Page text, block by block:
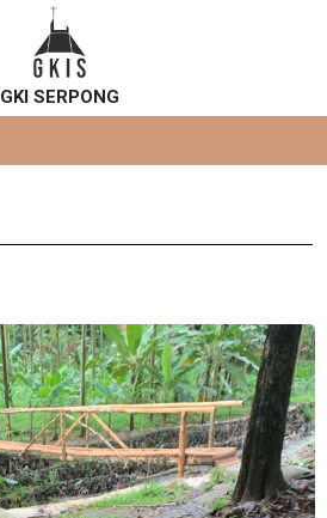
GKI SERPONG